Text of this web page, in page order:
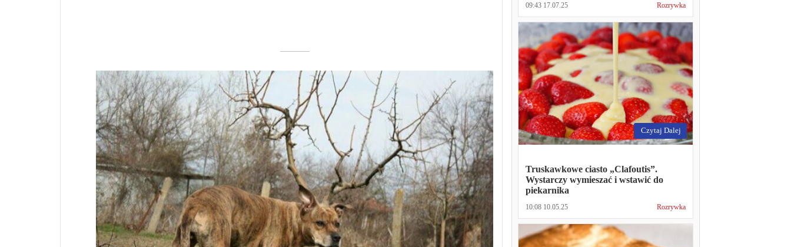
––––––––––
09:43 17.07.25 Rozrywka
Czytaj Dalej
Truskawkowe ciasto „Clafoutis”.
Wystarczy wymieszać i wstawić do
piekarnika
10:08 10.05.25 Rozrywka